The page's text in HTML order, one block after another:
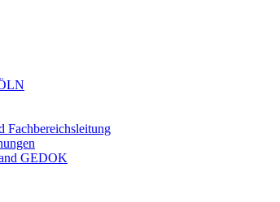
Fachbereichsleitung
GEDOK